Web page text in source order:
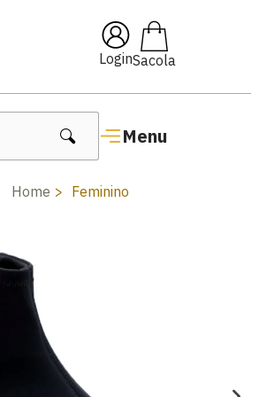
Login
Menu
🔥 Lançamentos Femininos
Home Feminino